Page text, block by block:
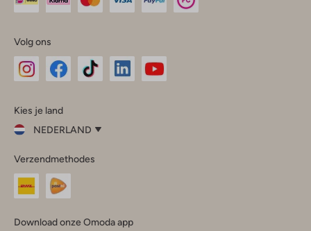
Volg ons
InstagramFacebook
Kies je land
NEDERLAND
je
land
Nederland
Verzendmethodes
Download onze Omoda app